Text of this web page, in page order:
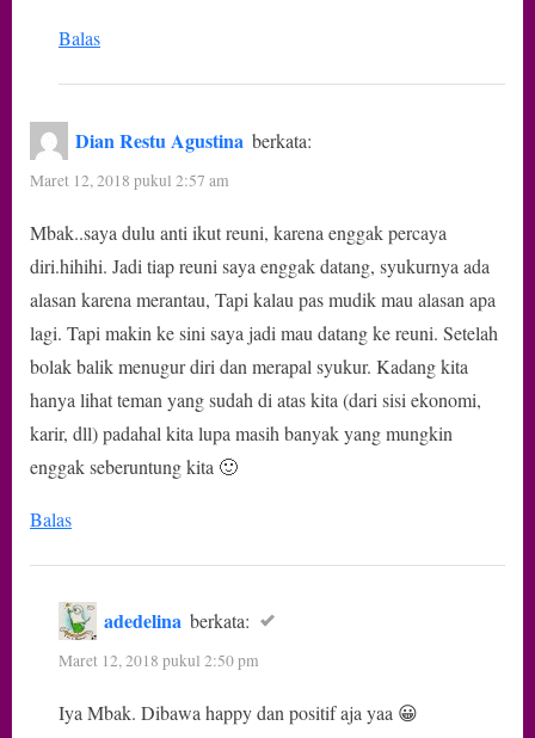
Balas
Dian Restu Agustina berkata:
Maret 12, 2018 pukul 2:57 am
Mbak..saya dulu anti ikut reuni, karena enggak percaya
diri.hihihi. Jadi tiap reuni saya enggak datang, syukurnya ada
alasan karena merantau, Tapi kalau pas mudik mau alasan apa
lagi. Tapi makin ke sini saya jadi mau datang ke reuni. Setelah
bolak balik menugur diri dan merapal syukur. Kadang kita
hanya lihat teman yang sudah di atas kita (dari sisi ekonomi,
karir, dll) padahal kita lupa masih banyak yang mungkin
enggak seberuntung kita 🙂
Balas
adedelina berkata:
Maret 12, 2018 pukul 2:50 pm
Iya Mbak. Dibawa happy dan positif aja yaa 😀